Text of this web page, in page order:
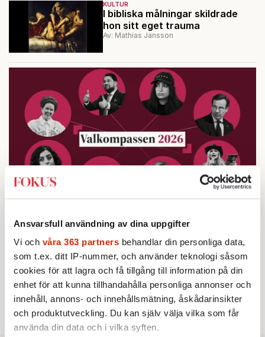
Ansvarsfull användning av dina uppgifter
Vi och våra 363 partners behandlar din personliga data,
som t.ex. ditt IP-nummer, och använder teknologi såsom
cookies för att lagra och få tillgång till information på din
enhet för att kunna tillhandahålla personliga annonser och
innehåll, annons- och innehållsmätning, åskådarinsikter
och produktutveckling. Du kan själv välja vilka som får
använda din data och i vilka syften.
KULTUR
I bibliska målningar skildrade
hon sitt eget trauma
Av: Mathias Jansson
Testa vår valkompass 2026!
Testa här!